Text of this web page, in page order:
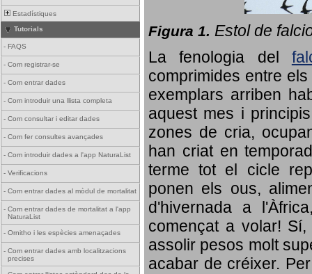
Estadístiques
Tutorials
- FAQS
- Com registrar-se
- Com entrar dades
- Com introduir una llista completa
- Com consultar i editar dades
- Com fer consultes avançades
- Com introduir dades a l'app NaturaList
- Verificacions
- Com entrar dades al mòdul de mortalitat
- Com entrar dades de mortalitat a l'app
NaturaList
- Ornitho i les espècies amenaçades
- Com entrar dades amb localitzacions
precises
Figura 1. Estol de
La fenologia del
comprimides entre
exemplars arriben
aquest mes i
zones de cria,
han criat en
terme tot el cicle
ponen els ous,
d'hivernada a
començat a volar!
assolir pesos molt
acabar de créixer.